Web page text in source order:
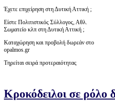
Έχετε επιχείρηση στη Δυτική Αττική ;
Είστε Πολιτιστικός Σύλλογος, Αθλ.
Σωματείο κλπ στη Δυτική Αττική ;
Καταχώρηση και προβολή δωρεάν στο
opalmos.gr
Τηρείται σειρά προτεραιότητας
Κροκόδειλοι σε ρόλο